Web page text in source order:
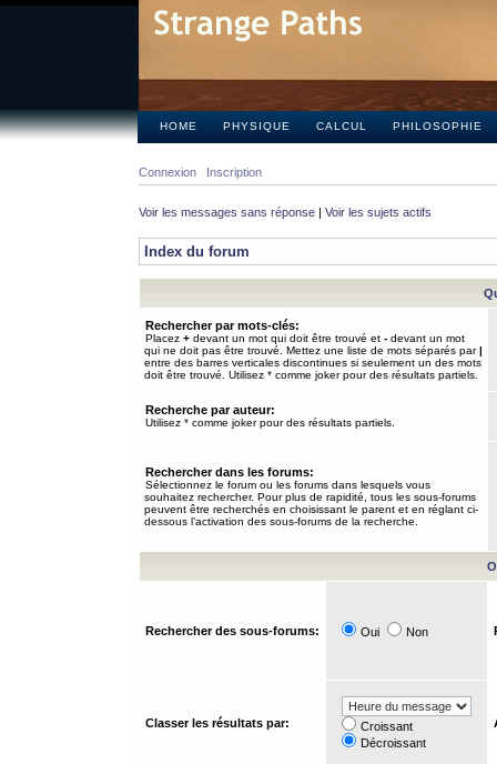
HOME PHYSIQUE CALCUL PHILOSOPHIE
Connexion Inscription
Voir les messages sans réponse | Voir les sujets actifs
Index du forum
Rechercher par mots-clés:
Placez + devant un mot qui doit être trouvé et - devant un mot
qui ne doit pas être trouvé. Mettez une liste de mots séparés par|
entre des barres verticales discontinues si seulement un des mots
doit être trouvé. Utilisez * comme joker pour des résultats partiels.
Recherche par auteur:
Utilisez * comme joker pour des résultats partiels.
Rechercher dans les forums:
Sélectionnez le forum ou les forums dans lesquels vous
souhaitez rechercher. Pour plus de rapidité, tous les sous-forums
peuvent être recherchés en choisissant le parent et en réglant ci-
dessous l’activation des sous-forums de la recherche.
Rechercher des sous-forums: Oui Non
Classer les résultats par:
Croissant
Décroissant